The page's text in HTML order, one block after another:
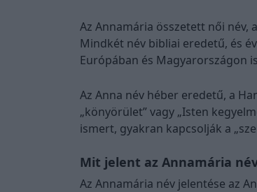
Az Annamária összetett női név,
Mindkét név bibliai eredetű, és
Európában és Magyarországon
Az Anna név héber eredetű, a
„könyörület” vagy „Isten
ismert, gyakran kapcsolják a
Mit jelent az Annamária
Az Annamária név jelentése az